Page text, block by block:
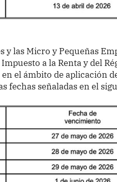
y las Micro y Pequeñas
a la Renta y del
el ámbito de aplicación
fechas señaladas en el